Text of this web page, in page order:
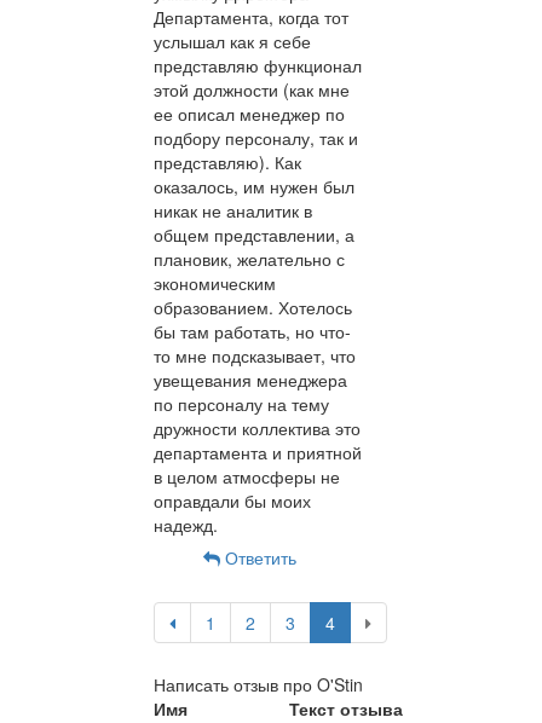
Департамента, когда тот
услышал как я себе
представляю функционал
этой должности (как мне
ее описал менеджер по
подбору персоналу, так и
представляю). Как
оказалось, им нужен был
никак не аналитик в
общем представлении, а
плановик, желательно с
экономическим
образованием. Хотелось
бы там работать, но что-
то мне подсказывает, что
увещевания менеджера
по персоналу на тему
дружности коллектива это
департамента и приятной
в целом атмосферы не
оправдали бы моих
надежд.
Ответить
1 2 3 4
Написать отзыв про O'Stin
Имя
Текст отзыва